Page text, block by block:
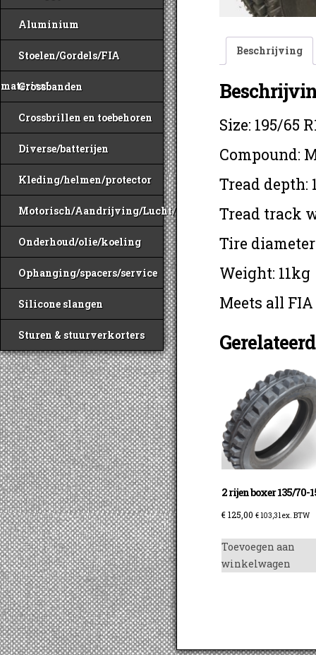
Aluminium
Stoelen/Gordels/FIA
materiaal
Crossbanden
Crossbrillen en toebehoren
Diverse/batterijen
Kleding/helmen/protector
Motorisch/Aandrijving/Lucht/Benzine
Onderhoud/olie/koeling
Ophanging/spacers/service
Silicone slangen
Sturen & stuurverkorters
Beschrijving
Size: 195/65
Compound:
Tread depth:
Tread track
Tire
Weight: 11kg
Meets all
2 rijen boxer 135/70-
€125,00 € 103,31ex. BTW
Toevoegen aan
winkelwagen